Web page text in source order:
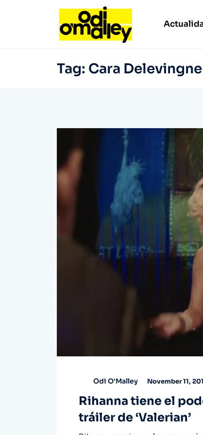
Tag: Cara Delevingne
Odi O'Malley November 11,
Rihanna tiene el
tráiler de ‘Valerian’